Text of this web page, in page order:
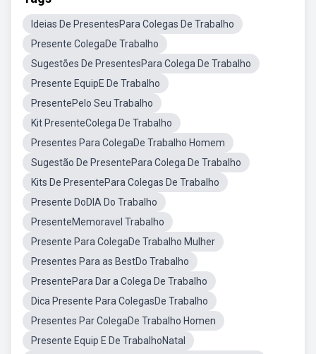
Ideias De PresentesPara Colegas De Trabalho
Presente ColegaDe Trabalho
Sugestões De PresentesPara Colega De Trabalho
Presente EquipE De Trabalho
PresentePelo Seu Trabalho
Kit PresenteColega De Trabalho
Presentes Para ColegaDe Trabalho Homem
Sugestão De PresentePara Colega De Trabalho
Kits De PresentePara Colegas De Trabalho
Presente DoDIA Do Trabalho
PresenteMemoravel Trabalho
Presente Para ColegaDe Trabalho Mulher
Presentes Para as BestDo Trabalho
PresentePara Dar a Colega De Trabalho
Dica Presente Para ColegasDe Trabalho
Presentes Par ColegaDe Trabalho Homen
Presente Equip E De TrabalhoNatal